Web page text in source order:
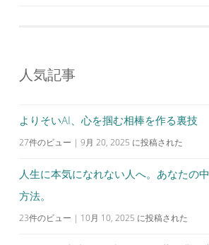
ゲ
ー
ョ
ン
人気記事
よりそいAI、心を掴む相棒を作る裏技
27件のビュー | 9月 20, 2025 に投稿された
人生に本気になれない人へ。あなたの
方法。
23件のビュー | 10月 10, 2025 に投稿された